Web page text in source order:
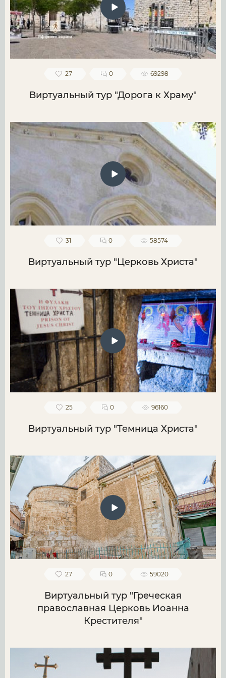
27 0 69298
Виртуальный тур "Дорога к Храму"
31 0 58574
Виртуальный тур "Церковь Христа"
25 0 96160
Виртуальный тур "Темница Христа"
27 0 59020
Виртуальный тур "Греческая
православная Церковь Иоанна
Крестителя"